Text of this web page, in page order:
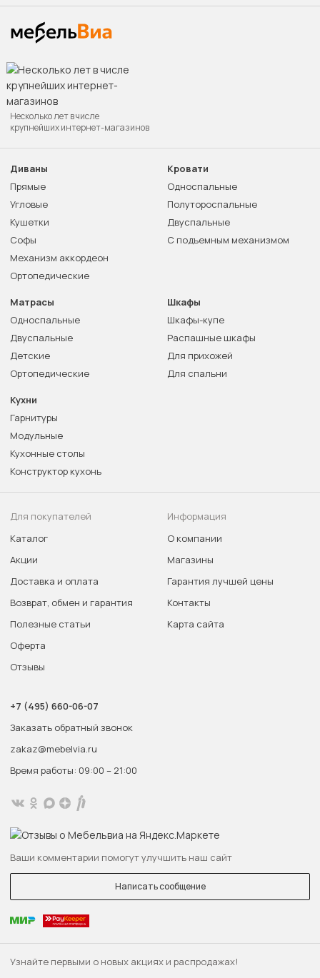
Узнайте первыми о новых акциях и распродажах!
Несколько лет в числе
крупнейших интернет-магазинов
Диваны
Прямые
Угловые
Кушетки
Софы
Механизм аккордеон
Ортопедические
Кровати
Односпальные
Полутороспальные
Двуспальные
С подъемным механизмом
Матрасы
Односпальные
Двуспальные
Детские
Ортопедические
Шкафы
Шкафы-купе
Распашные шкафы
Для прихожей
Для спальни
Кухни
Гарнитуры
Модульные
Кухонные столы
Конструктор кухонь
Для покупателей
Каталог
Акции
Доставка и оплата
Возврат, обмен и гарантия
Полезные статьи
Оферта
Отзывы
Информация
О компании
Магазины
Гарантия лучшей цены
Контакты
Карта сайта
+7 (495) 660-06-07
Заказать обратный звонок
zakaz@mebelvia.ru
Время работы: 09:00 – 21:00
Ваши комментарии помогут улучшить наш сайт
Написать сообщение